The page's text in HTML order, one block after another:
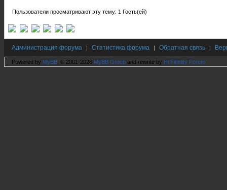
Пользователи просматривают эту тему: 1 Гость(ей)
Администрация форума | Статистика форума | Обратная связь |
Powered by MyBB , © 2001-2026 MyBB Group and rewrite by Hi Fidelity Forum